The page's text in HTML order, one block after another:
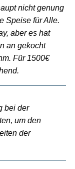
nicht genung
Speise für Alle.
aber es hat
an gekocht
Für 1500€
bei der
um den
der